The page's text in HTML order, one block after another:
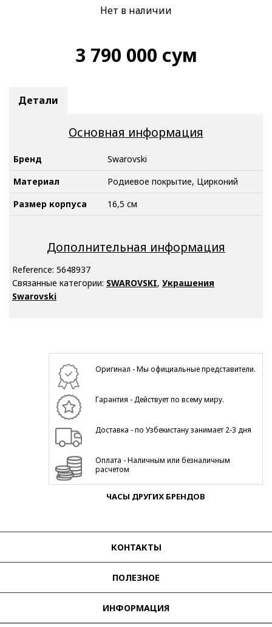
Нет в наличии
3 790 000 сум
Детали
Основная информация
Бренд
Swarovski
Материал
Родиевое покрытие, Цирконий
Размер корпуса
16,5 см
Дополнительная информация
Reference: 5648937
Связанные категории: SWAROVSKI, Украшения
Swarovski
Оригинал - Мы официальные представители.
Гарантия - Действует по всему миру.
Доставка - по Узбекистану занимает 2-3 дня
Оплата - Наличным или безналичным
расчетом
ЧАСЫ ДРУГИХ БРЕНДОВ
КОНТАКТЫ
ПОЛЕЗНОЕ
ИНФОРМАЦИЯ